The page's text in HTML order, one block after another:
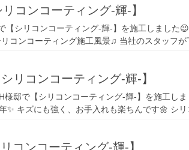
ンコーティング-輝-】
シリコンコーティング-輝-】を施工しました
コンコーティング施工風景♫ 当社のスタッフ
コンコーティング-輝-】
様邸で【シリコンコーティング-輝-】を施工し
✨ キズにも強く、お手入れも楽ちんです🌼 シ
ンコーティング-輝-】